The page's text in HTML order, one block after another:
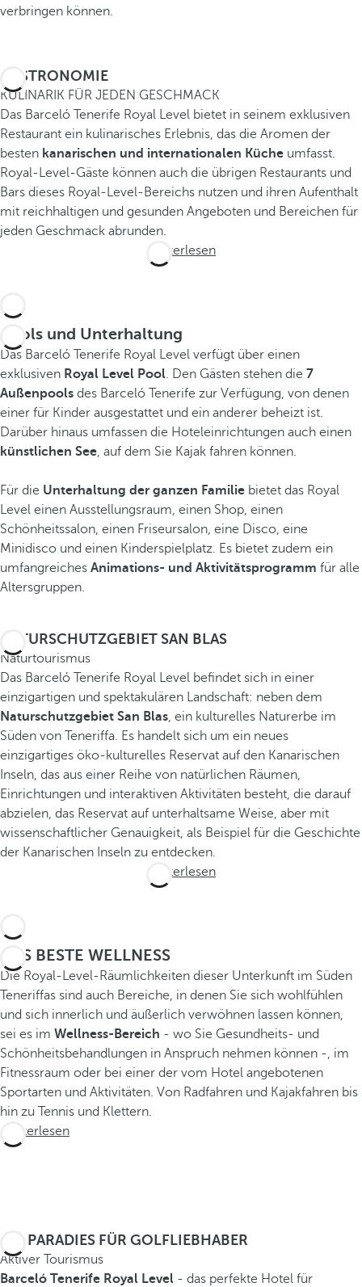
verbringen können.
GASTRONOMIE
KULINARIK FÜR JEDEN GESCHMACK
Das Barceló Tenerife Royal Level bietet in seinem exklusiven
Restaurant ein kulinarisches Erlebnis, das die Aromen der
besten kanarischen und internationalen Küche umfasst.
Royal-Level-Gäste können auch die übrigen Restaurants und
Bars dieses Royal-Level-Bereichs nutzen und ihren Aufenthalt
mit reichhaltigen und gesunden Angeboten und Bereichen für
jeden Geschmack abrunden.
Weiterlesen
Pools und Unterhaltung
Das Barceló Tenerife Royal Level verfügt über einen
exklusiven Royal Level Pool. Den Gästen stehen die 7
Außenpools des Barceló Tenerife zur Verfügung, von denen
einer für Kinder ausgestattet und ein anderer beheizt ist.
Darüber hinaus umfassen die Hoteleinrichtungen auch einen
künstlichen See, auf dem Sie Kajak fahren können.
Für die Unterhaltung der ganzen Familie bietet das Royal
Level einen Ausstellungsraum, einen Shop, einen
Schönheitssalon, einen Friseursalon, eine Disco, eine
Minidisco und einen Kinderspielplatz. Es bietet zudem ein
umfangreiches Animations- und Aktivitätsprogramm für alle
Altersgruppen.
NATURSCHUTZGEBIET SAN BLAS
Naturtourismus
Das Barceló Tenerife Royal Level befindet sich in einer
einzigartigen und spektakulären Landschaft: neben dem
Naturschutzgebiet San Blas, ein kulturelles Naturerbe im
Süden von Teneriffa. Es handelt sich um ein neues
einzigartiges öko-kulturelles Reservat auf den Kanarischen
Inseln, das aus einer Reihe von natürlichen Räumen,
Einrichtungen und interaktiven Aktivitäten besteht, die darauf
abzielen, das Reservat auf unterhaltsame Weise, aber mit
wissenschaftlicher Genauigkeit, als Beispiel für die Geschichte
der Kanarischen Inseln zu entdecken.
Weiterlesen
DAS BESTE WELLNESS
Die Royal-Level-Räumlichkeiten dieser Unterkunft im Süden
Teneriffas sind auch Bereiche, in denen Sie sich wohlfühlen
und sich innerlich und äußerlich verwöhnen lassen können,
sei es im Wellness-Bereich - wo Sie Gesundheits- und
Schönheitsbehandlungen in Anspruch nehmen können -, im
Fitnessraum oder bei einer der vom Hotel angebotenen
Sportarten und Aktivitäten. Von Radfahren und Kajakfahren bis
hin zu Tennis und Klettern.
Weiterlesen
EIN PARADIES FÜR GOLFLIEBHABER
Aktiver Tourismus
Barceló Tenerife Royal Level - das perfekte Hotel für